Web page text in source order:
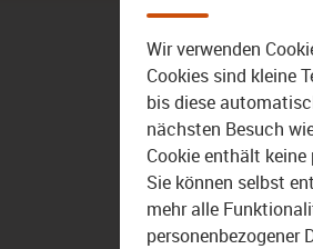
Wir verwenden
Cookies sind kleine
bis diese
nächsten Besuch
Cookie enthält
Sie können selbst
mehr alle
personenbezogener